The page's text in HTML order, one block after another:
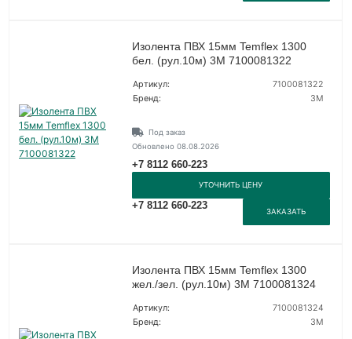
Изолента ПВХ 15мм Temflex 1300
бел. (рул.10м) 3М 7100081322
Артикул:
7100081322
Бренд:
3М
Под заказ
Обновлено 08.08.2026
+7 8112 660-223
УТОЧНИТЬ ЦЕНУ
+7 8112 660-223
ЗАКАЗАТЬ
Изолента ПВХ 15мм Temflex 1300
жел./зел. (рул.10м) 3М 7100081324
Артикул:
7100081324
Бренд:
3М